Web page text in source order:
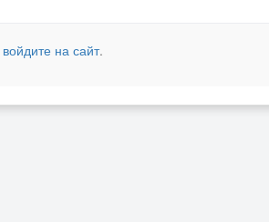
войдите на сайт.